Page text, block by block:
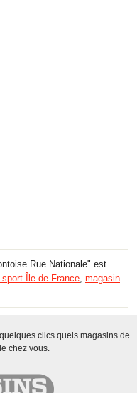
Rue Nationale" est
Île-de-France, magasin
clics quels magasins de
chez vous.